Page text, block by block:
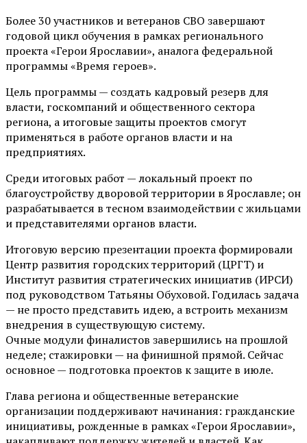
Более 30 участников и ветеранов СВО завершают
годовой цикл обучения в рамках регионального
проекта «Герои Ярославии», аналога федеральной
программы «Время героев».
Цель программы — создать кадровый резерв для
власти, госкомпаний и общественного сектора
региона, а итоговые защиты проектов смогут
применяться в работе органов власти и на
предприятиях.
Среди итоговых работ — локальный проект по
благоустройству дворовой территории в Ярославле; он
разрабатывается в тесном взаимодействии с жильцами
и представителями органов власти.
Итоговую версию презентации проекта формировали
Центр развития городских территорий (ЦРГТ) и
Институт развития стратегических инициатив (ИРСИ)
под руководством Татьяны Обуховой. Годилась задача
— не просто представить идею, а встроить механизм
внедрения в существующую систему.
Очные модули финалистов завершились на прошлой
неделе; стажировки — на финишной прямой. Сейчас
основное — подготовка проектов к защите в июле.
Глава региона и общественные ветеранские
организации поддерживают начинания: гражданские
инициативы, рожденные в рамках «Герои Ярославии»,